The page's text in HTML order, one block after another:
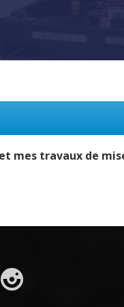
mes travaux de